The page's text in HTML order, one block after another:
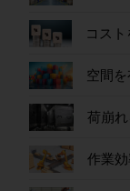
コス
空間
荷崩
作業